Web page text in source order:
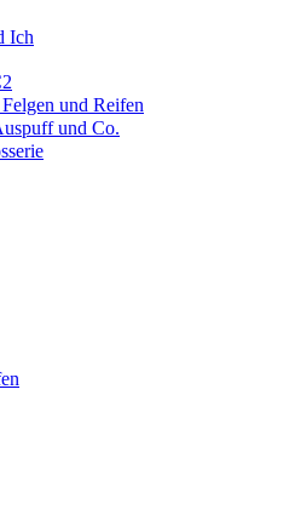
Ich
und Reifen
und Co.